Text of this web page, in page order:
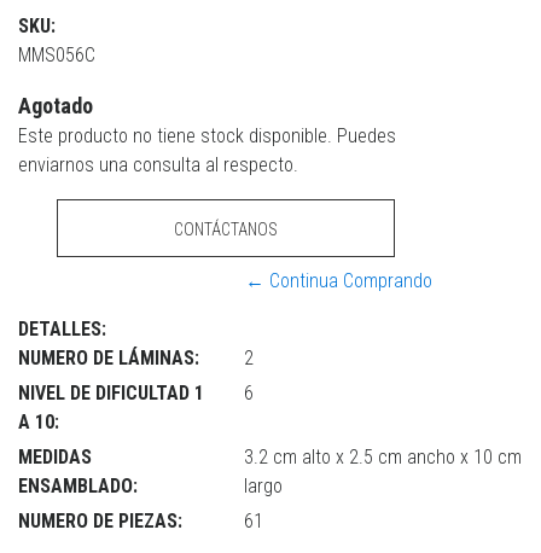
SKU:
MMS056C
Agotado
Este producto no tiene stock disponible. Puedes
enviarnos una consulta al respecto.
CONTÁCTANOS
← Continua Comprando
DETALLES:
NUMERO DE LÁMINAS:
2
NIVEL DE DIFICULTAD 1
A 10:
6
MEDIDAS
ENSAMBLADO:
3.2 cm alto x 2.5 cm ancho x 10 cm
largo
NUMERO DE PIEZAS:
61